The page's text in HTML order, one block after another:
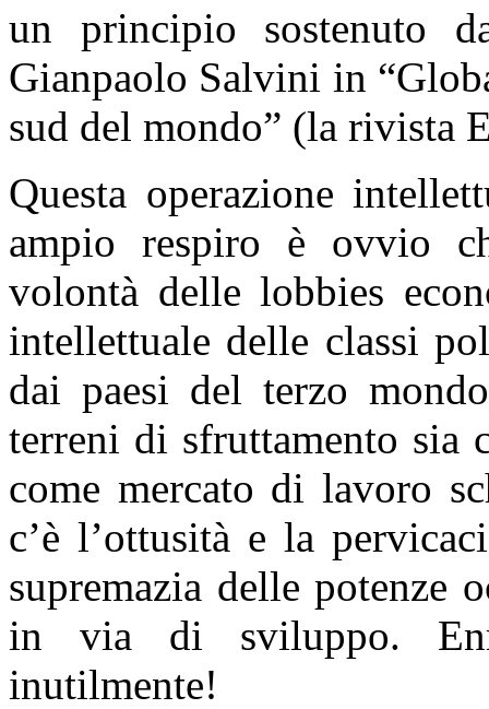
un principio sostenuto
Gianpaolo Salvini in
sud del mondo” (la rivista
Questa operazione
ampio respiro è ovvio
volontà delle lobbies
intellettuale delle classi
dai paesi del terzo
terreni di sfruttamento sia
come mercato di lavoro
c’è l’ottusità e la
supremazia delle potenze
in via di sviluppo.
inutilmente!